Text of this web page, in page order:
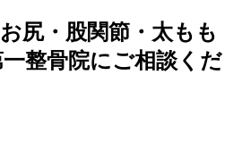
尻・股関節・太も
整骨院にご相談く